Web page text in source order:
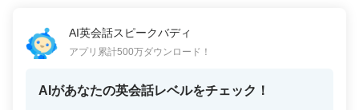
AI英会話スピークバディ
アプリ累計500万ダウンロード！
AIがあなたの英会話レベルをチェック！